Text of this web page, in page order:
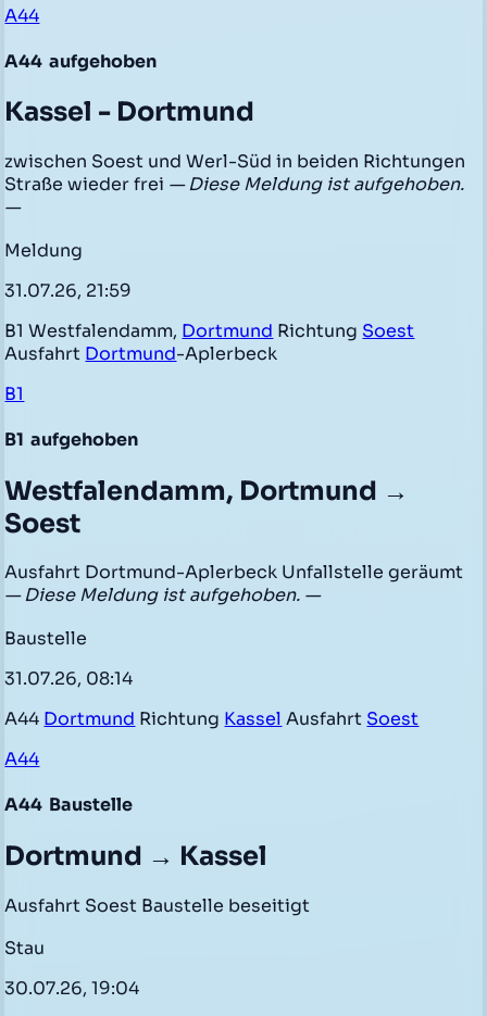
A44
A44 aufgehoben
Kassel - Dortmund
zwischen Soest und Werl-Süd in beiden Richtungen
Straße wieder frei — Diese Meldung ist aufgehoben.
—
Meldung
31.07.26, 21:59
B1 Westfalendamm, Dortmund Richtung Soest
Ausfahrt Dortmund-Aplerbeck
B1
B1 aufgehoben
Westfalendamm, Dortmund →
Soest
Ausfahrt Dortmund-Aplerbeck Unfallstelle geräumt
— Diese Meldung ist aufgehoben. —
Baustelle
31.07.26, 08:14
A44 Dortmund Richtung Kassel Ausfahrt Soest
A44
A44 Baustelle
Dortmund → Kassel
Ausfahrt Soest Baustelle beseitigt
Stau
30.07.26, 19:04